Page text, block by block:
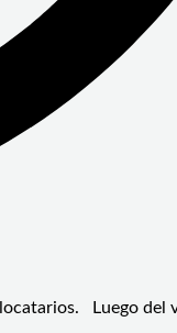
locatarios. Luego del